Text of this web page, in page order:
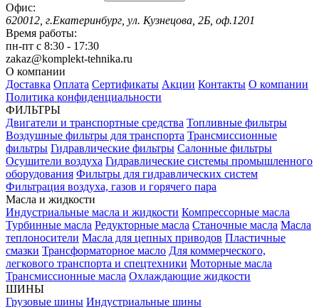
Офис:
620012, г.Екатеринбург, ул. Кузнецова, 2Б, оф.1201
Время работы:
пн-пт с 8:30 - 17:30
zakaz@komplekt-tehnika.ru
О компании
Доставка Оплата Сертификаты Акции Контакты О компании
Политика конфиденциальности
ФИЛЬТРЫ
Двигатели и транспортные средства Топливные фильтры
Воздушные фильтры для транспорта Трансмиссионные
фильтры Гидравлические фильтры Салонные фильтры
Осушители воздуха Гидравлические системы промышленного
оборудования Фильтры для гидравлических систем
Фильтрация воздуха, газов и горячего пара
Масла и жидкости
Индустриальные масла и жидкости Компрессорные масла
Турбинные масла Редукторные масла Станочные масла Масла
теплоносители Масла для цепных приводов Пластичные
смазки Трансформаторное масло Для коммерческого,
легкового транспорта и спецтехники Моторные масла
Трансмиссионные масла Охлаждающие жидкости
ШИНЫ
Грузовые шины Индустриальные шины